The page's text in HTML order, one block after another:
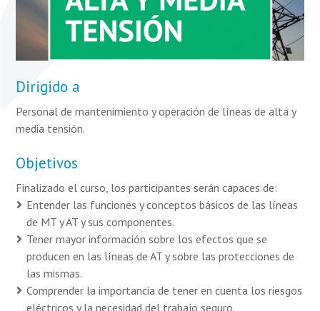
Dirigido a
Personal de mantenimiento y operación de líneas de alta y
media tensión.
Objetivos
Finalizado el curso, los participantes serán capaces de:
Entender las funciones y conceptos básicos de las líneas
de MT y AT y sus componentes.
Tener mayor información sobre los efectos que se
producen en las líneas de AT y sobre las protecciones de
las mismas.
Comprender la importancia de tener en cuenta los riesgos
eléctricos y la necesidad del trabajo seguro.